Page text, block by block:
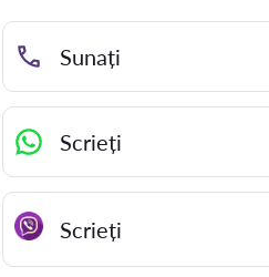
Sunați
Scrieți
Scrieți